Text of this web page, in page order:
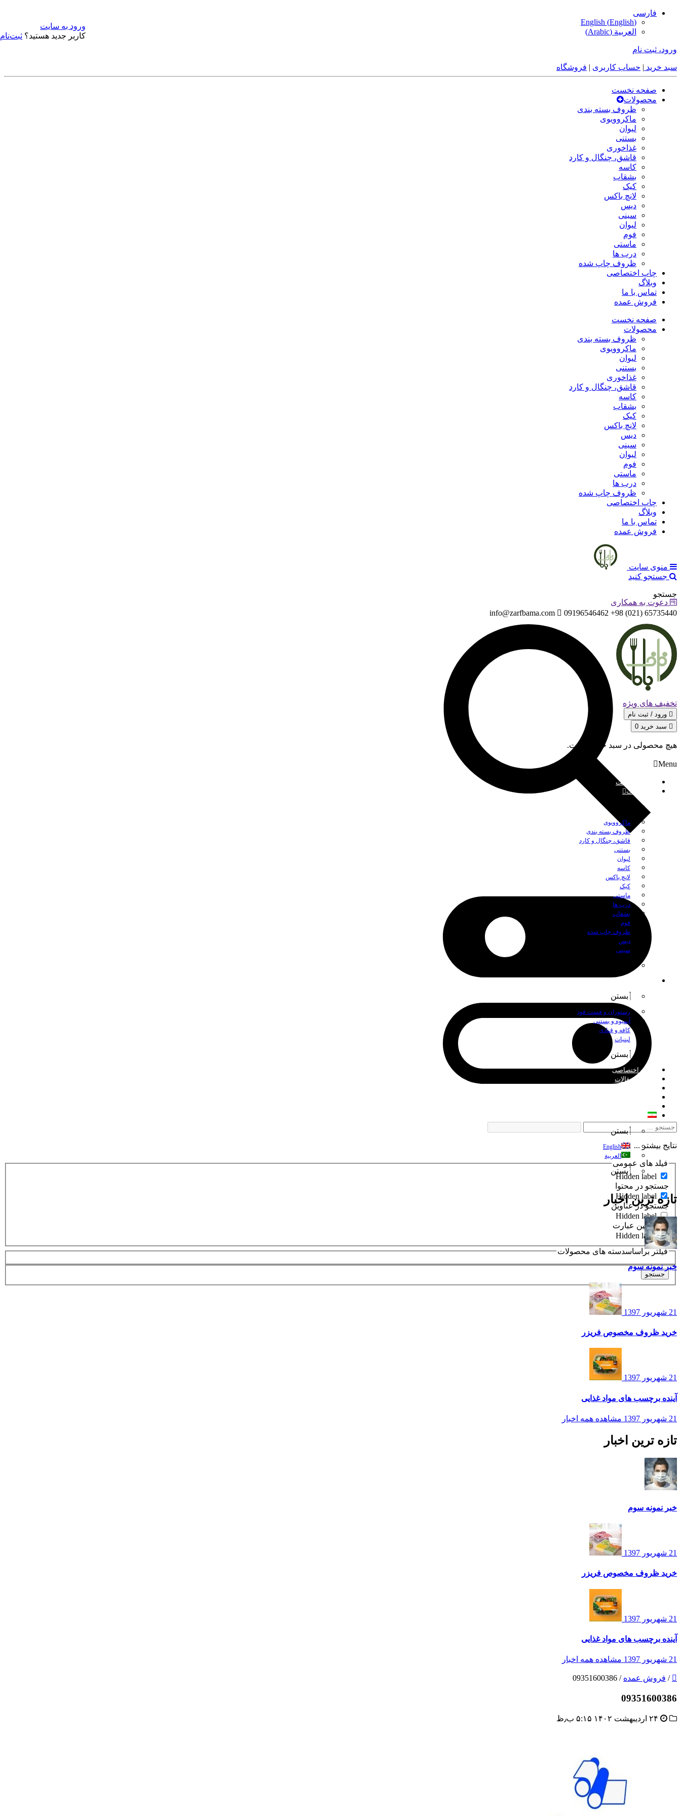
فارسی
English (English)
العربية (
Arabic
)
ورود، ثبت نام
سبد خرید | حساب کاربری | فروشگاه
صفحه نخست
محصولات
ظروف بسته بندی
ماکروویوی
لیوان
بستنی
غذاخوری
قاشق، چنگال و کارد
کاسه
بشقاب
کیک
لانچ باکس
دیس
سینی
لیوان
فوم
ماستی
درب ها
ظروف چاپ شده
چاپ اختصاصی
وبلاگ
تماس با ما
فروش عمده
صفحه نخست
محصولات
ظروف بسته بندی
ماکروویوی
لیوان
بستنی
غذاخوری
قاشق، چنگال و کارد
کاسه
بشقاب
کیک
لانچ باکس
دیس
سینی
لیوان
فوم
ماستی
درب ها
ظروف چاپ شده
چاپ اختصاصی
وبلاگ
تماس با ما
فروش عمده
منوی سایت
جستجو کنید
جستجو
نتایج بیشتر ...
فیلد های عمومی
Hidden label
جستجو در محتوا
Hidden label
جستجو در عناوین
Hidden label
دقیقا عین عبارت
Hidden label
فیلتر براساسدسته های محصولات
جستجو
دعوت به همکاری
65735440 (021) 98+ 09196546462
info@zarfbama.com
تخفیف های ویژه
ورود به سایت
کاربر جدید هستید؟ ثبت‌نام
سبد خرید 0
هیچ محصولی در سبد خرید نیست.
Menu
صفحه نخست
محصولات
ماکروویوی
ظروف بسته بندی
قاشق، چنگال و کارد
بستنی
لیوان
کاسه
لانچ باکس
کیک
ماستی
درب ها
بشقاب
فوم
ظروف چاپ شده
دیس
سینی
بستن
رستوران و فست فود
آبمیوه و بستنی
کافه و قنادی
لبنیات
بستن
چاپ اختصاصی
اخبار و مقالات
بستن
English
العربية
بستن
تازه ترین اخبار
خبر نمونه سوم
21 شهریور 1397
خرید ظروف مخصوص فریزر
21 شهریور 1397
آینده برچسب های مواد غذایی
21 شهریور 1397 مشاهده همه اخبار
تازه ترین اخبار
خبر نمونه سوم
21 شهریور 1397
خرید ظروف مخصوص فریزر
21 شهریور 1397
آینده برچسب های مواد غذایی
21 شهریور 1397 مشاهده همه اخبار
/ فروش عمده /
09351600386
09351600386
۲۴ اردیبهشت ۱۴۰۲ ۵:۱۵ ب٫ظ